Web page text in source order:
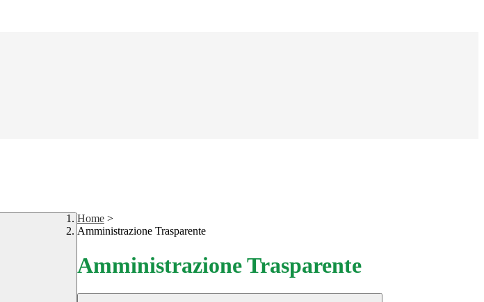
Home >
Amministrazione Trasparente
Amministrazione Trasparente